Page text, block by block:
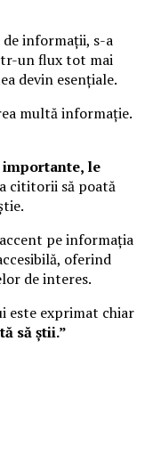
informații, s-a
un flux tot mai
devin esențiale.
multă informație.
le
cititorii să poată
pe informația
oferind
de interes.
este exprimat chiar
să știi.”